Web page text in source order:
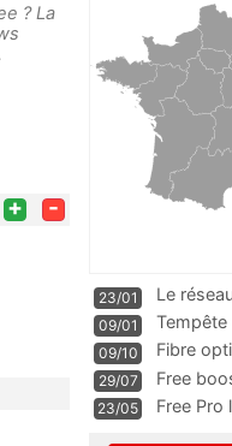
? La
+ -
23/01
Le
m
09/01
Tempête
09/10
Fibre
pass
29/07
Free
23/05 Free Pro